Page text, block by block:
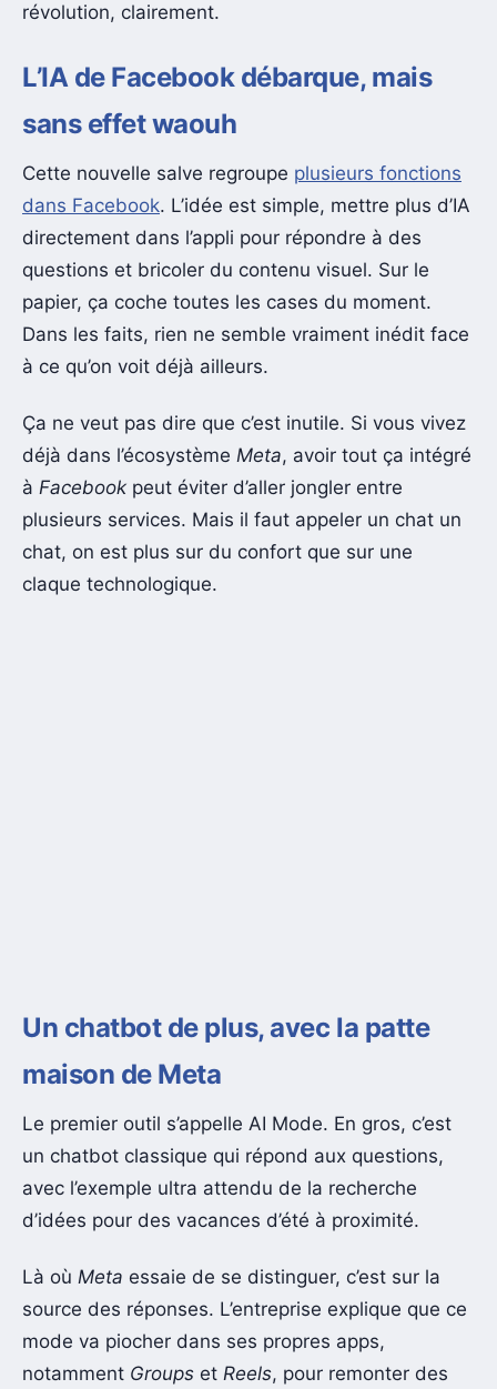
révolution, clairement.
L’IA de Facebook débarque, mais
sans effet waouh
Cette nouvelle salve regroupe plusieurs fonctions
dans Facebook. L’idée est simple, mettre plus d’IA
directement dans l’appli pour répondre à des
questions et bricoler du contenu visuel. Sur le
papier, ça coche toutes les cases du moment.
Dans les faits, rien ne semble vraiment inédit face
à ce qu’on voit déjà ailleurs.
Ça ne veut pas dire que c’est inutile. Si vous vivez
déjà dans l’écosystème Meta, avoir tout ça intégré
à Facebook peut éviter d’aller jongler entre
plusieurs services. Mais il faut appeler un chat un
chat, on est plus sur du confort que sur une
claque technologique.
Un chatbot de plus, avec la patte
maison de Meta
Le premier outil s’appelle AI Mode. En gros, c’est
un chatbot classique qui répond aux questions,
avec l’exemple ultra attendu de la recherche
d’idées pour des vacances d’été à proximité.
Là où Meta essaie de se distinguer, c’est sur la
source des réponses. L’entreprise explique que ce
mode va piocher dans ses propres apps,
notamment Groups et Reels, pour remonter des